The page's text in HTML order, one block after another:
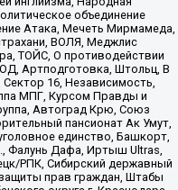
объединение
Атака, Мечеть Мирмамеда,
ВОЛЯ, Меджлис
ТОЙС, О противодействии
Артподготовка, Штольц, В
16, Независимость,
МПГ, Курсом Правды и
Автоград Крю, Союз
пансионат Ак Умут,
единство, Башкорт,
Фалунь Дафа, Иртыш Ultras,
РПК, Сибирский державный
прав граждан, Штабы